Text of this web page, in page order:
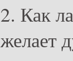
2. Как
желает